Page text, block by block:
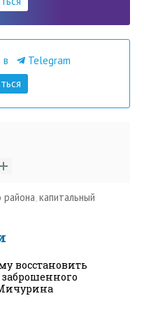
в
Telegram
района капитальный
восстановить